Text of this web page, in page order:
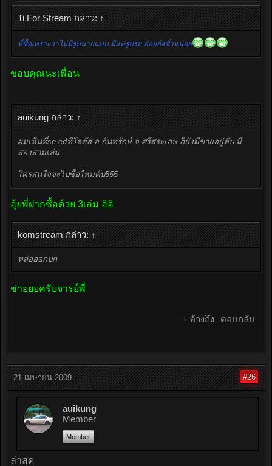
Ti For Stream กล่าว: ↑
ที่ซื้อเพราะว่าไม่มีรูปนายแบบ มีแต่รูปรถ ค่อยยังชั่วหน่อย
ขอบคุณนะเพื่อน
auikung กล่าว: ↑
ผมเห็นที่se-edที่โลตัส อ.กันทรักษ์ จ.ศรีสระเกษ ก็ยังมีขายอยู่คับ มี
สองสามเล่ม
ใครสนใจจะไปซื้อไหมคับ555
อุ้ยพี่ฝากซื้อด้วย 3เล่ม อิอิ
komstream กล่าว: ↑
หล่อออกปก
ช่ายยยครับจารย์พี่
+ อ้างถึง ตอบกลับ
21 เมษายน 2009 #26
auikung
Member
Member
ล่าสุด